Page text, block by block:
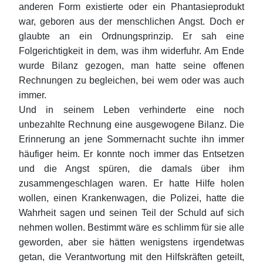
anderen Form existierte oder ein Phantasieprodukt
war, geboren aus der menschlichen Angst. Doch er
glaubte an ein Ordnungsprinzip. Er sah eine
Folgerichtigkeit in dem, was ihm widerfuhr. Am Ende
wurde Bilanz gezogen, man hatte seine offenen
Rechnungen zu begleichen, bei wem oder was auch
immer.
Und in seinem Leben verhinderte eine noch
unbezahlte Rechnung eine ausgewogene Bilanz. Die
Erinnerung an jene Sommernacht suchte ihn immer
häufiger heim. Er konnte noch immer das Entsetzen
und die Angst spüren, die damals über ihm
zusammengeschlagen waren. Er hatte Hilfe holen
wollen, einen Krankenwagen, die Polizei, hatte die
Wahrheit sagen und seinen Teil der Schuld auf sich
nehmen wollen. Bestimmt wäre es schlimm für sie alle
geworden, aber sie hätten wenigstens irgendetwas
getan, die Verantwortung mit den Hilfskräften geteilt,